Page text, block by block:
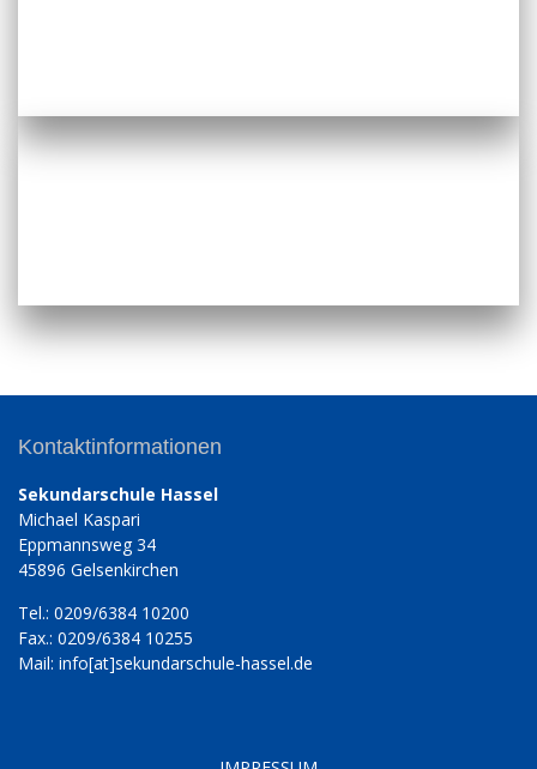
Kontaktinformationen
Sekundarschule Hassel
Michael Kaspari
Eppmannsweg 34
45896 Gelsenkirchen
Tel.: 0209/6384 10200
Fax.: 0209/6384 10255
Mail: info[at]sekundarschule-hassel.de